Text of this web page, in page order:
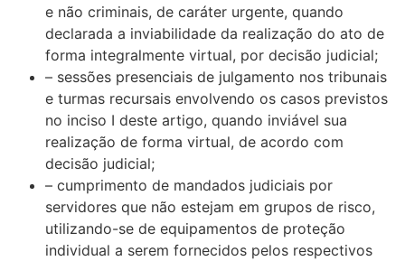
e não criminais, de caráter urgente, quando
declarada a inviabilidade da realização do ato de
forma integralmente virtual, por decisão judicial;
– sessões presenciais de julgamento nos tribunais
e turmas recursais envolvendo os casos previstos
no inciso I deste artigo, quando inviável sua
realização de forma virtual, de acordo com
decisão judicial;
– cumprimento de mandados judiciais por
servidores que não estejam em grupos de risco,
utilizando-se de equipamentos de proteção
individual a serem fornecidos pelos respectivos